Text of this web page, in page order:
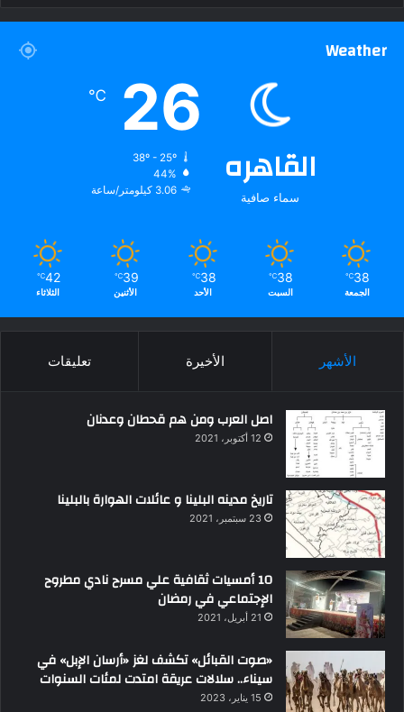
Weather
القاهره
سماء صافية
26
℃
38º - 25º
44%
3.06 كيلومتر/ساعة
38
℃
الجمعة
38
℃
السبت
38
℃
الأحد
39
℃
الأثنين
42
℃
الثلاثاء
الأشهر الأخيرة تعليقات
اصل العرب ومن هم قحطان وعدنان
12 أكتوبر، 2021
تاريخ مدينه البلينا و عائلات الهوارة بالبلينا
23 سبتمبر، 2021
10 أمسيات ثقافية علي مسرح نادي مطروح
الإجتماعي في رمضان
21 أبريل، 2021
«صوت القبائل» تكشف لغز «أرسان الإبل» في
سيناء.. سلالات عريقة امتدت لمئات السنوات
15 يناير، 2023